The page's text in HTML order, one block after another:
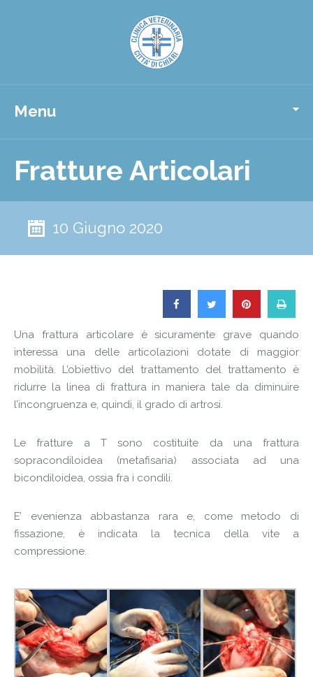
Menu
Fratture Articolari
10 Giugno 2020
Una frattura articolare è sicuramente grave quando
interessa una delle articolazioni dotate di maggior
mobilità. L’obiettivo del trattamento del trattamento è
ridurre la linea di frattura in maniera tale da diminuire
l’incongruenza e, quindi, il grado di artrosi.
Le fratture a T sono costituite da una frattura
sopracondiloidea (metafisaria) associata ad una
bicondiloidea, ossia fra i condili.
E’ evenienza abbastanza rara e, come metodo di
fissazione, è indicata la tecnica della vite a
compressione.